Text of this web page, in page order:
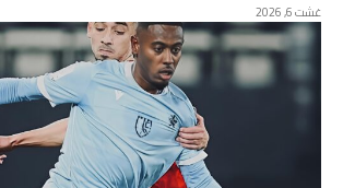
غشت 6, 2026